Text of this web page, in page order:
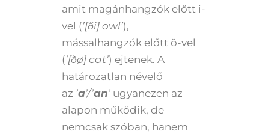
amit magánhangzók előtt i-
vel (’[ði] owl’),
mássalhangzók előtt ö-vel
(’[ðø] cat’) ejtenek. A
határozatlan névelő
az ’a’/’an’ugyanezen az
alapon működik, de
nemcsak szóban, hanem